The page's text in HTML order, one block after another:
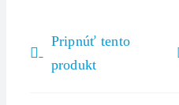
Pripnúť tento
produkt